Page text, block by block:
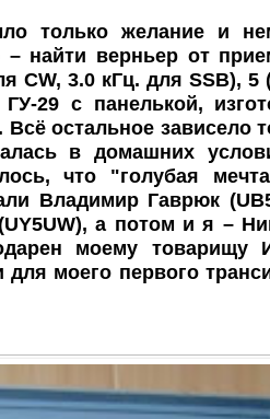
желание и
найти верньер от
CW, 3.0 кГц. для SSB), 5
29 с панелькой,
остальное зависело
в домашних
что "голубая
Владимир Гаврюк
а потом и я –
моему товарищу
моего первого